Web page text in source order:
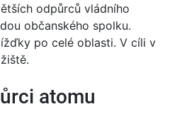
odpůrců vládního
občanského spolku.
po celé oblasti. V cíli v
atomu